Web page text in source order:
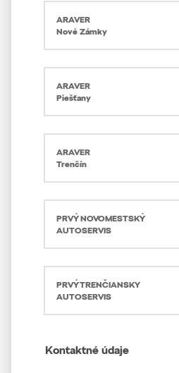
ARAVER
Nové Zámky
ARAVER
Piešťany
ARAVER
Trenčín
PRVÝ NOVOMESTSKÝ
AUTOSERVIS
PRVÝ TRENČIANSKY
AUTOSERVIS
Kontaktné údaje